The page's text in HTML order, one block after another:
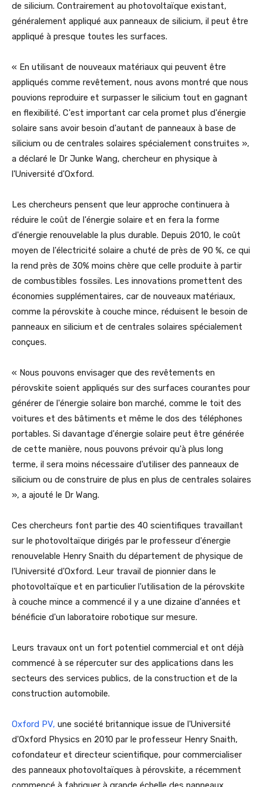
de silicium. Contrairement au photovoltaïque existant,
généralement appliqué aux panneaux de silicium, il peut être
appliqué à presque toutes les surfaces.
« En utilisant de nouveaux matériaux qui peuvent être
appliqués comme revêtement, nous avons montré que nous
pouvions reproduire et surpasser le silicium tout en gagnant
en flexibilité. C'est important car cela promet plus d'énergie
solaire sans avoir besoin d'autant de panneaux à base de
silicium ou de centrales solaires spécialement construites »,
a déclaré le Dr Junke Wang, chercheur en physique à
l'Université d'Oxford.
Les chercheurs pensent que leur approche continuera à
réduire le coût de l'énergie solaire et en fera la forme
d'énergie renouvelable la plus durable. Depuis 2010, le coût
moyen de l'électricité solaire a chuté de près de 90 %, ce qui
la rend près de 30% moins chère que celle produite à partir
de combustibles fossiles. Les innovations promettent des
économies supplémentaires, car de nouveaux matériaux,
comme la pérovskite à couche mince, réduisent le besoin de
panneaux en silicium et de centrales solaires spécialement
conçues.
« Nous pouvons envisager que des revêtements en
pérovskite soient appliqués sur des surfaces courantes pour
générer de l'énergie solaire bon marché, comme le toit des
voitures et des bâtiments et même le dos des téléphones
portables. Si davantage d'énergie solaire peut être générée
de cette manière, nous pouvons prévoir qu'à plus long
terme, il sera moins nécessaire d'utiliser des panneaux de
silicium ou de construire de plus en plus de centrales solaires
», a ajouté le Dr Wang.
Ces chercheurs font partie des 40 scientifiques travaillant
sur le photovoltaïque dirigés par le professeur d'énergie
renouvelable Henry Snaith du département de physique de
l'Université d'Oxford. Leur travail de pionnier dans le
photovoltaïque et en particulier l'utilisation de la pérovskite
à couche mince a commencé il y a une dizaine d'années et
bénéficie d'un laboratoire robotique sur mesure.
Leurs travaux ont un fort potentiel commercial et ont déjà
commencé à se répercuter sur des applications dans les
secteurs des services publics, de la construction et de la
construction automobile.
Oxford PV, une société britannique issue de l'Université
d'Oxford Physics en 2010 par le professeur Henry Snaith,
cofondateur et directeur scientifique, pour commercialiser
des panneaux photovoltaïques à pérovskite, a récemment